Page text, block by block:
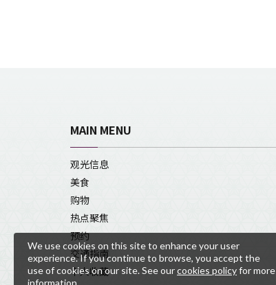
MAIN MENU
观光信息
美食
购物
热点聚焦
预约
交通指南
个人收藏
We use cookies on this site to enhance your user
experience. If you continue to browse, you accept the
use of cookies on our site. See ourcookies policyfor more
information.